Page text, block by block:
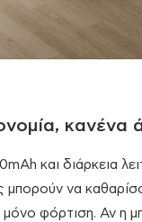
κανένα
και διάρκεια
μπορούν να
μόνο φόρτιση. Αν η